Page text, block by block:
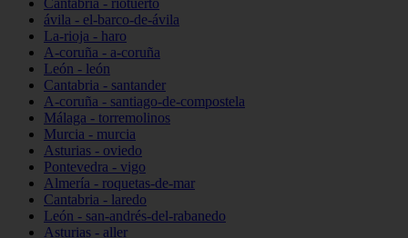
Cantabria - riotuerto
ávila - el-barco-de-ávila
La-rioja - haro
A-coruña - a-coruña
León - león
Cantabria - santander
A-coruña - santiago-de-compostela
Málaga - torremolinos
Murcia - murcia
Asturias - oviedo
Pontevedra - vigo
Almería - roquetas-de-mar
Cantabria - laredo
León - san-andrés-del-rabanedo
Asturias - aller